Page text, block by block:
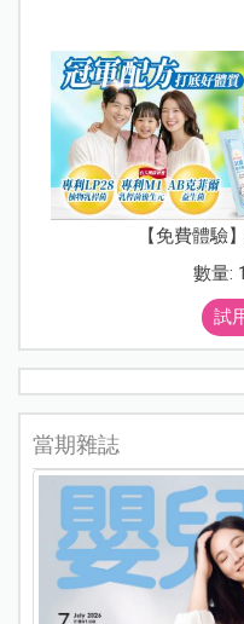
【免費體驗
數量:
試
當期雜誌